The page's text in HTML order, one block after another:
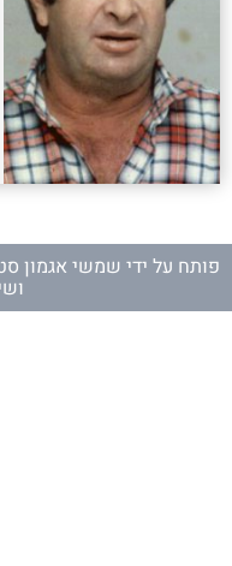
פותח על ידי שמשי אגמון